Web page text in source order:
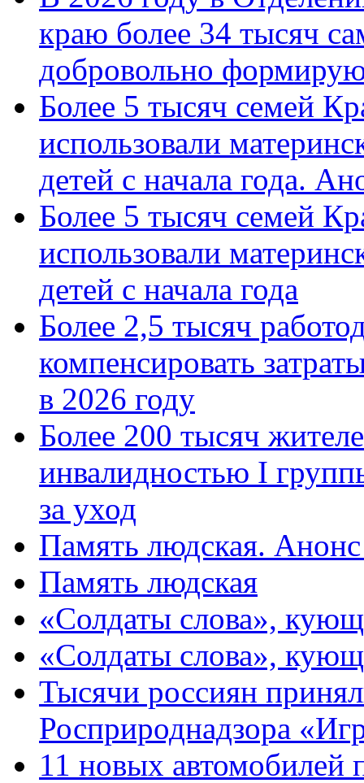
краю более 34 тысяч
добровольно
Более 5 тысяч семей
использовали
детей с начала года.
Более 5 тысяч семей
использовали
детей с начала года
Более 2,5 тысяч
компенсировать
в 2026 году
Более 200 тысяч
инвалидностью I
за уход
Память людская.
Память людская
«Солдаты слова»,
«Солдаты слова»,
Тысячи россиян
Росприроднадзора
11 новых автомобилей